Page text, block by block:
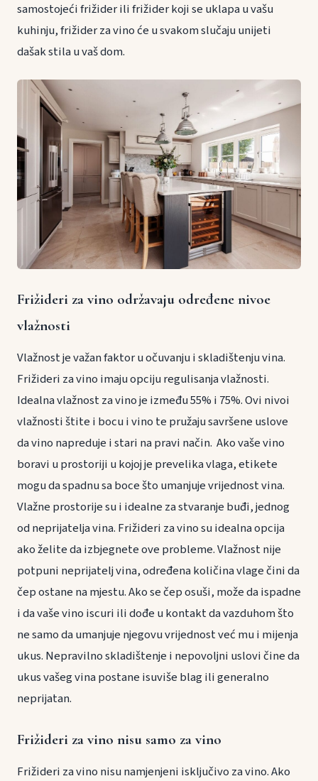
samostojeći frižider ili frižider koji se uklapa u vašu
kuhinju, frižider za vino će u svakom slučaju unijeti
dašak stila u vaš dom.
Frižideri za vino održavaju određene nivoe
vlažnosti
Vlažnost je važan faktor u očuvanju i skladištenju vina.
Frižideri za vino imaju opciju regulisanja vlažnosti.
Idealna vlažnost za vino je između 55% i 75%. Ovi nivoi
vlažnosti štite i bocu i vino te pružaju savršene uslove
da vino napreduje i stari na pravi način. Ako vaše vino
boravi u prostoriji u kojoj je prevelika vlaga, etikete
mogu da spadnu sa boce što umanjuje vrijednost vina.
Vlažne prostorije su i idealne za stvaranje buđi, jednog
od neprijatelja vina. Frižideri za vino su idealna opcija
ako želite da izbjegnete ove probleme. Vlažnost nije
potpuni neprijatelj vina, određena količina vlage čini da
čep ostane na mjestu. Ako se čep osuši, može da ispadne
i da vaše vino iscuri ili dođe u kontakt da vazduhom što
ne samo da umanjuje njegovu vrijednost već mu i mijenja
ukus. Nepravilno skladištenje i nepovoljni uslovi čine da
ukus vašeg vina postane isuviše blag ili generalno
neprijatan.
Frižideri za vino nisu samo za vino
Frižideri za vino nisu namjenjeni isključivo za vino. Ako